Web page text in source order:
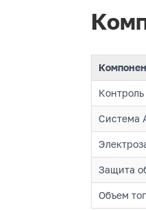
Система
Защита
Объем